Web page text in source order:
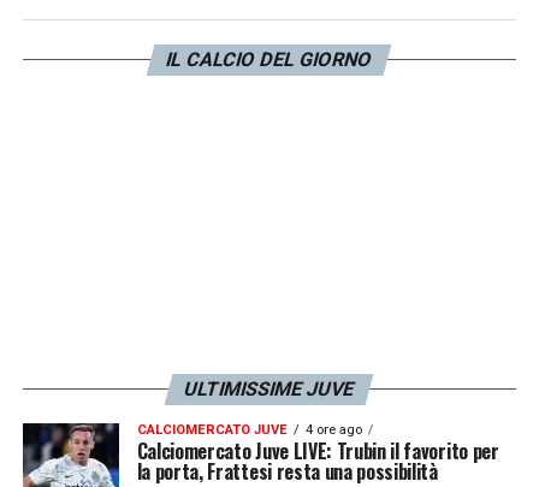
di festeggiare. Successivamente mi sono
IL CALCIO DEL GIORNO
ULTIMISSIME JUVE
CALCIOMERCATO JUVE 4 ore ago
Calciomercato Juve LIVE: Trubin il favorito per
la porta, Frattesi resta una possibilità